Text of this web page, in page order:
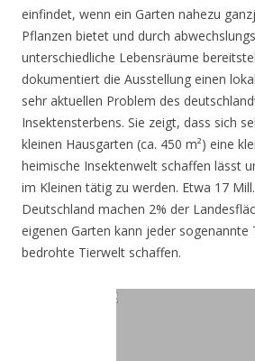
einfindet, wenn ein Garten nahezu
Pflanzen bietet und durch
unterschiedliche Lebensräume
dokumentiert die Ausstellung einen
sehr aktuellen Problem des
Insektensterbens. Sie zeigt, dass sich
kleinen Hausgarten (ca. 450 m²) eine
heimische Insektenwelt schaffen lässt
im Kleinen tätig zu werden. Etwa 17
Deutschland machen 2% der
eigenen Garten kann jeder sogenannte
bedrohte Tierwelt schaffen.